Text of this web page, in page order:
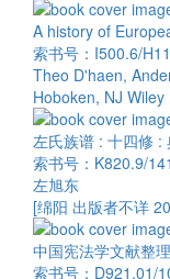
A history of
索书号：I500.6/
Theo D'haen,
Hoboken, NJ
左氏族谱 : 十四修 :
索书号：K820.9/
左旭东
[绵阳 出版者不详
中国宪法学文献整
索书号：D921.01/